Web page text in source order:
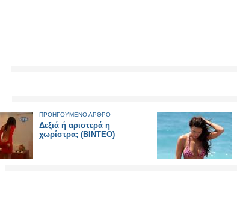
ΠΡΟΗΓΟΥΜΕΝΟ ΑΡΘΡΟ
Δεξιά ή αριστερά η
χωρίστρα; (ΒΙΝΤΕΟ)